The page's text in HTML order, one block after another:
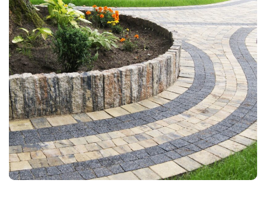
PRODUKTY
Wszystkie kategorie produktów
Kostka brukowa
Eko Bruk
Płyty tarasowo-chodnikowe
Obrzeża dekoracyjne
Palisady